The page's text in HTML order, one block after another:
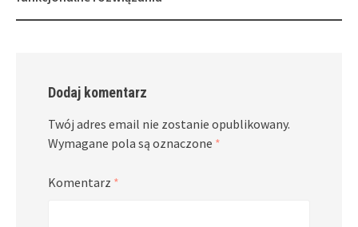
Dodaj komentarz
Twój adres email nie zostanie opublikowany.
Wymagane pola są oznaczone *
Komentarz *